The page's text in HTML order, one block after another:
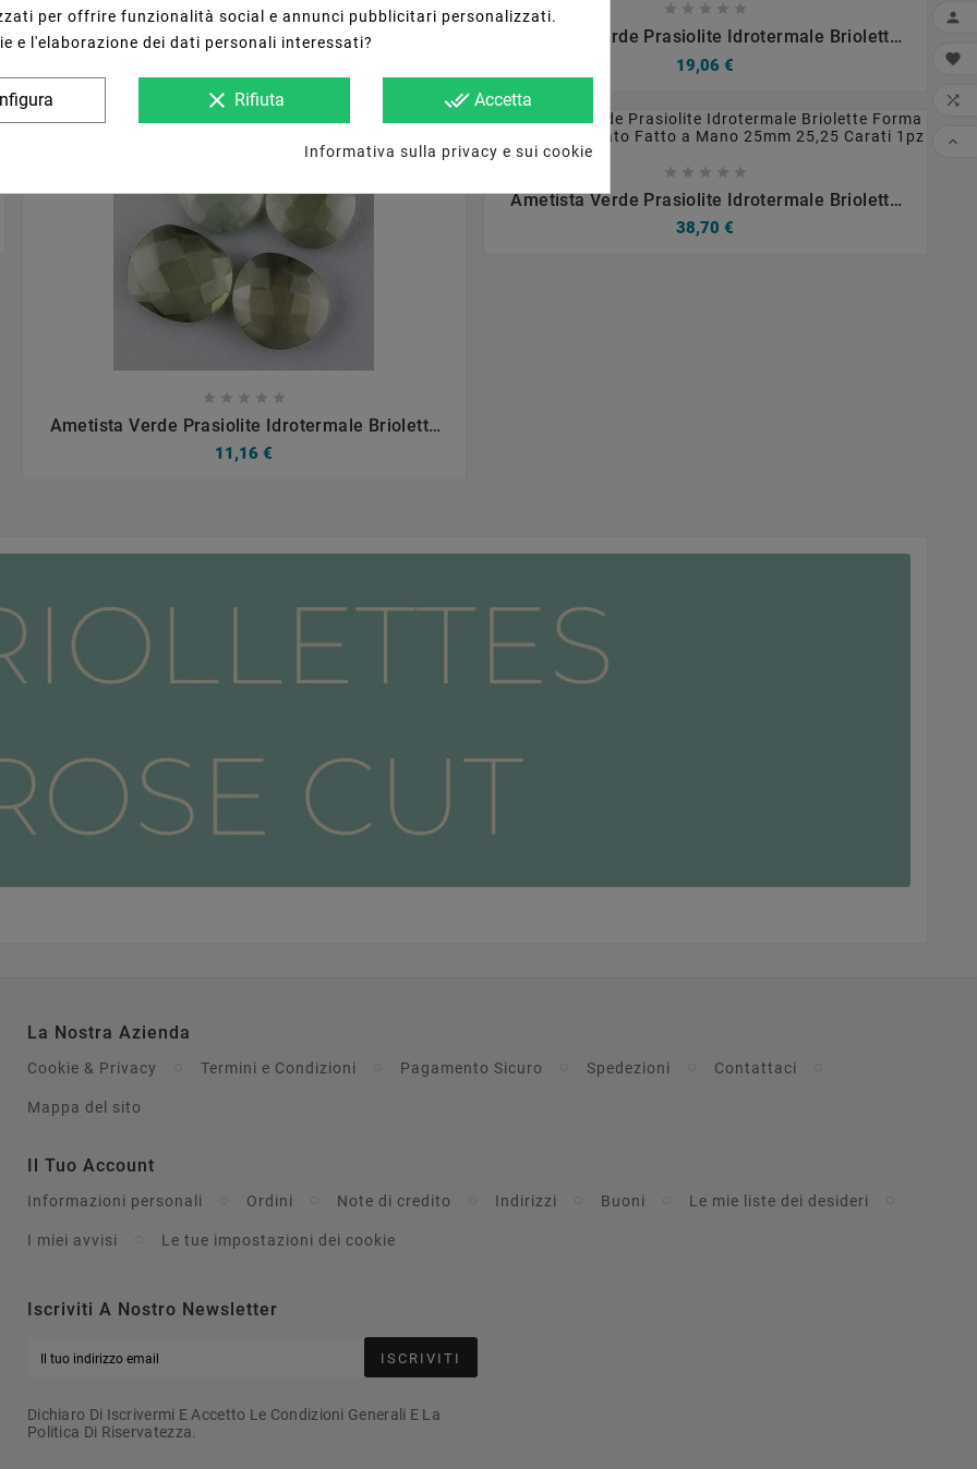
   
  
Ametista Rosa Di Francia Briolette Forma
Irregolare Sfaccettato Fatto A Mano 12-16mm
1pz
    
Ametista Verde Prasiolite Idrotermale Briolette
Forma Tondo Sfaccettato Fatto A Mano 12mm
1pz
19,06 €
    
Ametista Verde Prasiolite Idrotermale Briolette
Forma Irregolare Sfaccettato Fatto A Mano 12-
16mm 1pz
11,16 €
    
Ametista Verde Prasiolite Idrotermale Briolette
Forma Tondo Sfaccettato Fatto A Mano 25mm
25,25 Carati 1pz
38,70 €
La Nostra Azienda
Cookie & Privacy Termini e Condizioni Pagamento Sicuro Spedezioni Contattaci
Mappa del sito
Il Tuo Account
Informazioni personali Ordini Note di credito Indirizzi Buoni Le mie liste dei desideri
I miei avvisi Le tue impostazioni dei cookie
Iscriviti A Nostro Newsletter
ISCRIVITI
Dichiaro Di Iscrivermi E Accetto Le Condizioni Generali E La
Politica Di Riservatezza.




per offrire funzionalità social e annunci pubblicitari personalizzati.
e l'elaborazione dei dati personali interessati?
clear Rifiuta done_all Accetta
Informativa sulla privacy e sui cookie